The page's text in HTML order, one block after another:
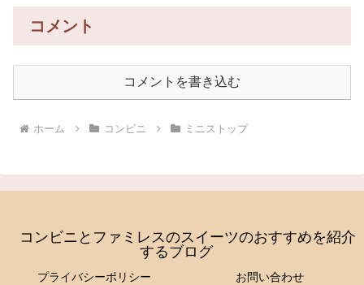
コメント
コメントを書き込む
ホーム コンビニ ミニストップ
コンビニとファミレスのスイーツのおすすめを紹介
するブログ
プライバシーポリシー お問い合わせ